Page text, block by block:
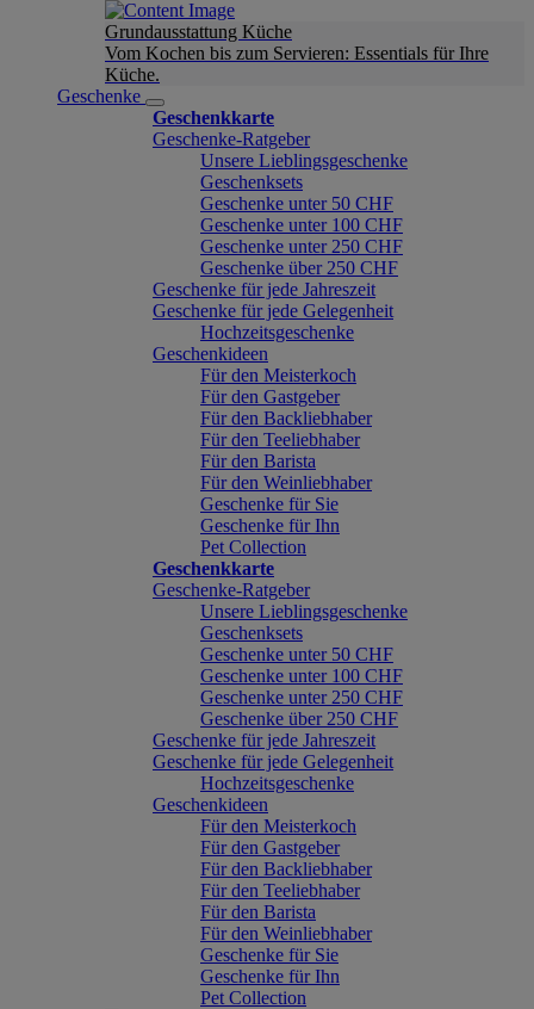
Grundausstattung Küche
Vom Kochen bis zum Servieren: Essentials für Ihre
Küche.
Geschenke
Geschenkkarte
Geschenke-Ratgeber
Unsere Lieblingsgeschenke
Geschenksets
Geschenke unter 50 CHF
Geschenke unter 100 CHF
Geschenke unter 250 CHF
Geschenke über 250 CHF
Geschenke für jede Jahreszeit
Geschenke für jede Gelegenheit
Hochzeitsgeschenke
Geschenkideen
Für den Meisterkoch
Für den Gastgeber
Für den Backliebhaber
Für den Teeliebhaber
Für den Barista
Für den Weinliebhaber
Geschenke für Sie
Geschenke für Ihn
Pet Collection
Geschenkkarte
Geschenke-Ratgeber
Unsere Lieblingsgeschenke
Geschenksets
Geschenke unter 50 CHF
Geschenke unter 100 CHF
Geschenke unter 250 CHF
Geschenke über 250 CHF
Geschenke für jede Jahreszeit
Geschenke für jede Gelegenheit
Hochzeitsgeschenke
Geschenkideen
Für den Meisterkoch
Für den Gastgeber
Für den Backliebhaber
Für den Teeliebhaber
Für den Barista
Für den Weinliebhaber
Geschenke für Sie
Geschenke für Ihn
Pet Collection